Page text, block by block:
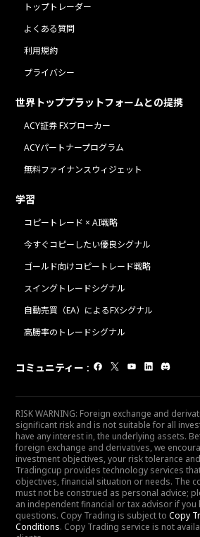
トップトレーダー
よくある質問
利用規約
プライバシー
世界トッププラットフォームとの提携
ACY証券 FXブローカー
ACYパートナープログラム
無料ファイナンスウィジェット
学習
コピートレード × AI戦略
今すぐコピーしたい優良シグナル
ゴールド向けコピートレード戦略
スイングトレードシグナル
自動売買（EA）によるFXシグナル
高勝率のトレードシグナル
コミュニティー :
RISK WARNING: Foreign exchange and
significant risk and is not suitable for all
have any interest in, the underlying assets.
foreign exchange and derivatives, we
investment objectives, your risk tolerance
Tradingcup provides technology services
objectives, financial situation or needs. The
must not be construed as personal advice;
an independent financial or tax advisor if you
questions. Copy Trading is subject to Copy
Conditions. Copy Trading service is not